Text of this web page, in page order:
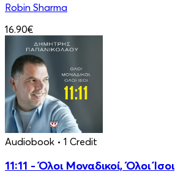
Robin Sharma
16.90€
Audiobook • 1 Credit
11:11 - Όλοι Μοναδικοί, Όλοι Ίσοι